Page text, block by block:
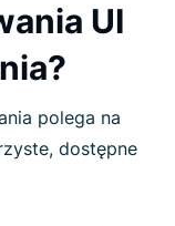
UI
polega na
dostępne